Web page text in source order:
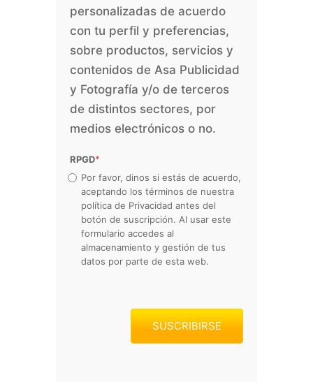
personalizadas de acuerdo
con tu perfil y preferencias,
sobre productos, servicios y
contenidos de Asa Publicidad
y Fotografía y/o de terceros
de distintos sectores, por
medios electrónicos o no.
RPGD*
Por favor, dinos si estás de acuerdo,
aceptando los términos de nuestra
política de Privacidad antes del
botón de suscripción. Al usar este
formulario accedes al
almacenamiento y gestión de tus
datos por parte de esta web.